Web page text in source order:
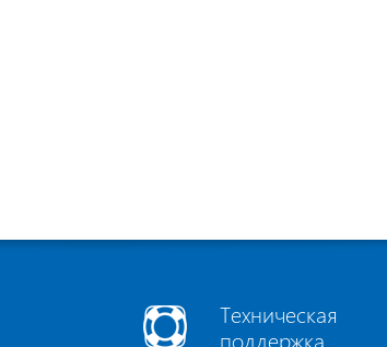
Техническая
поддержка